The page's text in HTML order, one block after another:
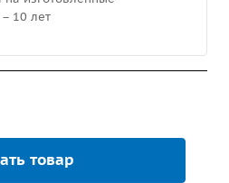
10 лет
товар